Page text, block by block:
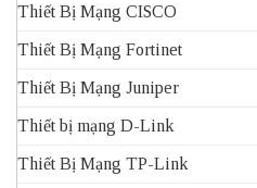
Thiết Bị Mạng CISCO
Thiết Bị Mạng Fortinet
Thiết Bị Mạng Juniper
Thiết bị mạng D-Link
Thiết Bị Mạng TP-Link